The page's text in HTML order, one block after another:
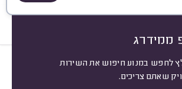
ממידרג
לחפש במנוע חיפוש את השירות
שאתם צריכים.
לוד.